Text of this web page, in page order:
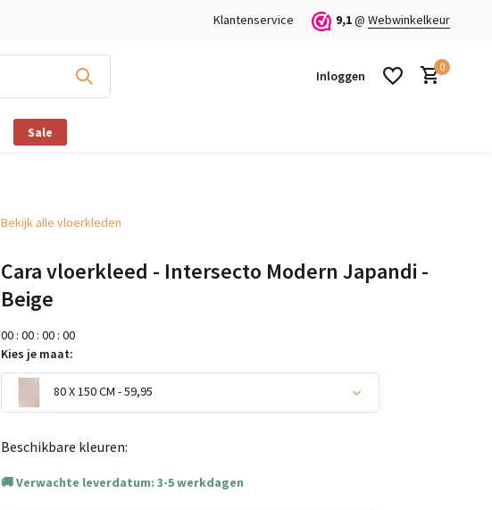
Klantenservice 9,1@ Webwinkelkeur
Inloggen
0
Sale
Bekijk alle vloerkleden
Cara vloerkleed - Intersecto Modern Japandi -
Beige
00: 00: 00: 00
Kies je maat:
80 X 150 CM - 59,95
Beschikbare kleuren:
Verwachte leverdatum: 3-5 werkdagen